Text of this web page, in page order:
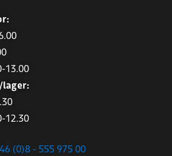
13.00
12.30
(0)8 - 555 975 00